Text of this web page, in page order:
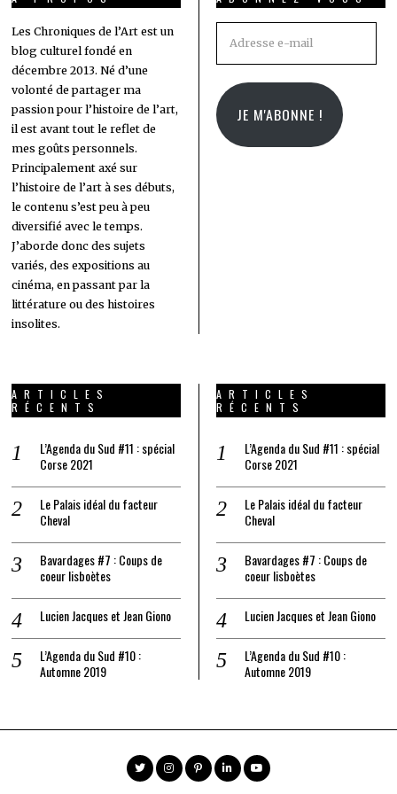
Les Chroniques de l’Art est un
blog culturel fondé en
décembre 2013. Né d’une
volonté de partager ma
passion pour l’histoire de l’art,
il est avant tout le reflet de
mes goûts personnels.
Principalement axé sur
l’histoire de l’art à ses débuts,
le contenu s’est peu à peu
diversifié avec le temps.
J’aborde donc des sujets
variés, des expositions au
cinéma, en passant par la
littérature ou des histoires
insolites.
JE M'ABONNE !
ARTICLES
RÉCENTS
L’Agenda du Sud #11 : spécial
Corse 2021
Le Palais idéal du facteur
Cheval
Bavardages #7 : Coups de
coeur lisboètes
Lucien Jacques et Jean Giono
L’Agenda du Sud #10 :
Automne 2019
ARTICLES
RÉCENTS
L’Agenda du Sud #11 : spécial
Corse 2021
Le Palais idéal du facteur
Cheval
Bavardages #7 : Coups de
coeur lisboètes
Lucien Jacques et Jean Giono
L’Agenda du Sud #10 :
Automne 2019